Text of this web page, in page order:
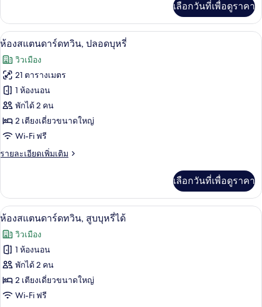
บุหรี่
ได้
เกี่ยว
กับ
ห้อง
ซิงเกิล,
สูบ
บุหรี่
ได้
เลือกวันที่เพื่อดูราคา
เปิด
ภาพถ่าย
ทั้งหมด
ของ
ห้อง
สแตนดาร์ด
ทวิน,
ปลอด
1
ห้องสแตนดาร์ดทวิน, ปลอดบุหรี่
วิวเมือง
21 ตารางเมตร
1 ห้องนอน
พักได้ 2 คน
2 เตียงเดี่ยวขนาดใหญ่
Wi-Fi ฟรี
รายละเอียดเพิ่มเติม
ราย
เกี่ยว
กับ
ห้อง
ทวิ
น,
ปลอด
บุหรี่
เลือกวันที่เพื่อดูราคา
เปิด
ภาพถ่าย
ทั้งหมด
ของ
ห้อง
สแตนดาร์ด
1
ห้องสแตนดาร์ดทวิน, สูบบุหรี่ได้
วิวเมือง
1 ห้องนอน
พักได้ 2 คน
2 เตียงเดี่ยวขนาดใหญ่
Wi-Fi ฟรี